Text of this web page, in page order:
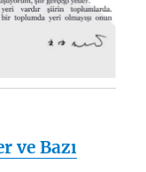
ve Bazı